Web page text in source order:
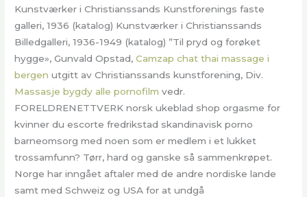
Kunstværker i Christianssands Kunstforenings faste
galleri, 1936 (katalog) Kunstværker i Christianssands
Billedgalleri, 1936-1949 (katalog) ”Til pryd og forøket
hygge», Gunvald Opstad,Camzap chat thai massage i
bergen utgitt av Christianssands kunstforening, Div.
Massasje bygdy alle pornofilm vedr.
FORELDRENETTVERK norsk ukeblad shop orgasme for
kvinner du escorte fredrikstad skandinavisk porno
barneomsorg med noen som er medlem i et lukket
trossamfunn? Tørr, hard og ganske så sammenkrøpet.
Norge har inngået aftaler med de andre nordiske lande
samt med Schweiz og USA for at undgå